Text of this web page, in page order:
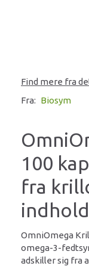
Find mere fra
Fra: Biosym
100
fra
OmniOmega
omega-3-
adskiller sig fra